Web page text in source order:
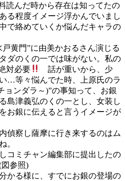
読んだ時から存在は知ってたの
る程度イメージ浮かんでいまし
で絡めていくか悩んだキャラの
黄門”に由美かおるさん演じる
ダのくの一では味がない。私の
対必要
話が重いから、少
…等々悩んでた時、上原氏のラ
ョンダラ～)”の事知って、お銀
島津義弘のくの一とし、女装し
お銀に伝えると言うイメージが
偵察し薩摩に行き来するのはム
。
コミチャン編集部に提出したの
参照)
かる様に、すでにお銀の登場の